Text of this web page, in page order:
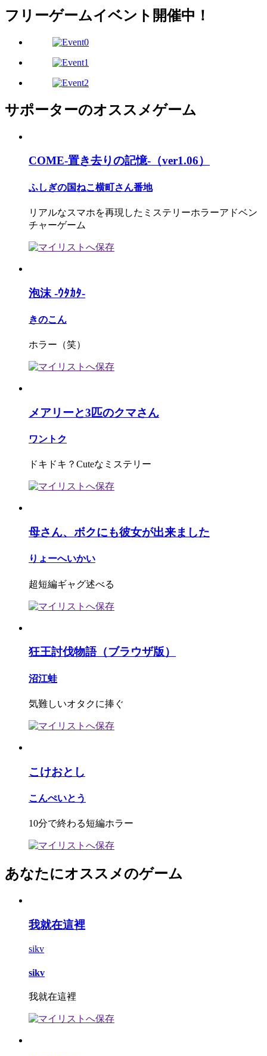
フリーゲームイベント開催中！
サポーターのオススメゲーム
COME-置き去りの記憶-（ver1.06）
ふしぎの国ねこ横町さん番地
リアルなスマホを再現したミステリーホラーアドベン
チャーゲーム
泡沫 -ｳﾀｶﾀ-
きのこん
ホラー（笑）
メアリーと3匹のクマさん
ワントク
ドキドキ？Cuteなミステリー
母さん、ボクにも彼女が出来ました
りょーへいかい
超短編ギャグ述べる
狂王討伐物語（ブラウザ版）
沼江蛙
気難しいオタクに捧ぐ
こけおとし
こんぺいとう
10分で終わる短編ホラー
あなたにオススメのゲーム
我就在這裡
sikv
sikv
我就在這裡